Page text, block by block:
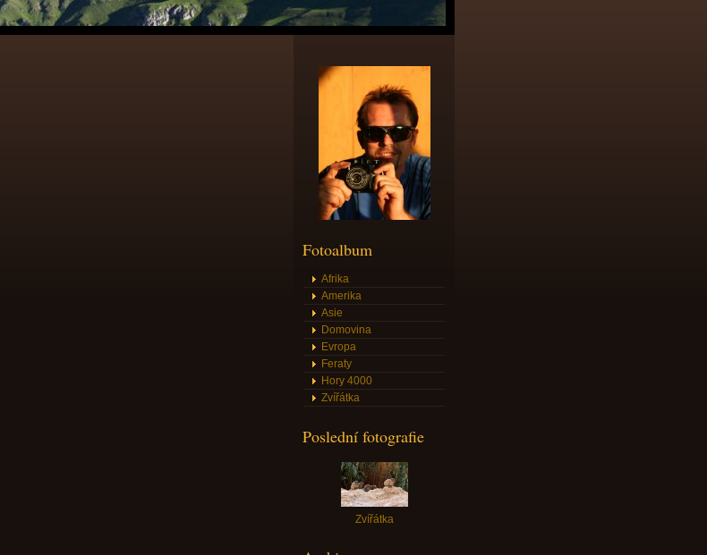
Fotoalbum
Afrika
Amerika
Asie
Domovina
Evropa
Feraty
Hory 4000
Zvířátka
Poslední fotografie
Zvířátka